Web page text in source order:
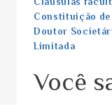
Constituição de
Doutor
Limitada
Você